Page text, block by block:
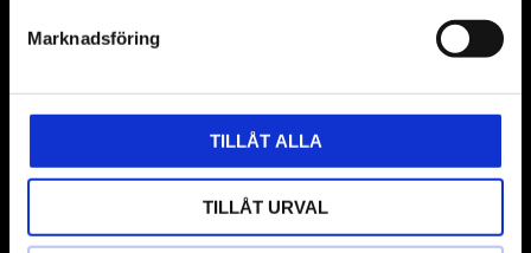
Marknadsföring
TILLÅT ALLA
TILLÅT URVAL
& däckmaskiner och Master luftmaskiner. Kontakta oss
gärna om vad som helst då vi gör vårt yttersta för att hjälpa
kunden.